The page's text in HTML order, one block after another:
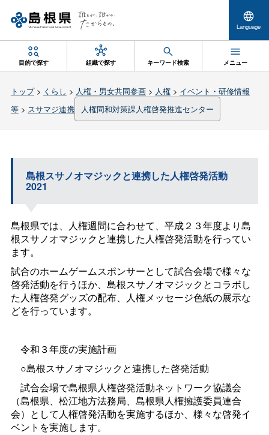
Language
目的で探す 組織で探す キーワード検索 メニュー
トップ> くらし > 人権・男女共同参画> 人権> イベント・研修情報
等> スサマジ連携 人権同和対策課人権啓発推進センター
島根スサノオマジックと連携した人権啓発活動
2021
島根県では、人権週間に合わせて、平成２３年度より島
根スサノオマジックと連携した人権啓発活動を行ってい
ます。
試合のホームゲームスポンサーとして試合会場で様々な
啓発活動を行うほか、島根スサノオマジックとコラボし
た人権啓発グッズの配布、人権メッセージ色紙の展示な
どを行っています。
令和３年度の実施計画
○島根スサノオマジックと連携した啓発活動
試合会場で島根県人権啓発活動ネットワーク協議会
（島根県、松江地方法務局、島根県人権擁護委員連合
会）として人権啓発活動を実施するほか、様々な啓発イ
ベントを実施します。